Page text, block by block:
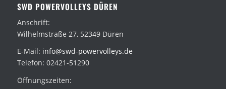
SWD POWERVOLLEYS DÜREN
Anschrift:
Wilhelmstraße 27, 52349 Düren
E-Mail: info@swd-powervolleys.de
Telefon: 02421-51290
Öffnungszeiten: